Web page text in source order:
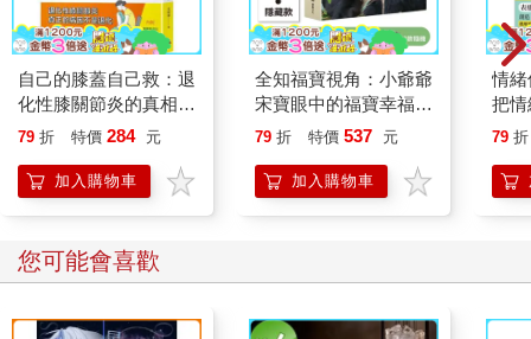
健康狀況亮起了紅燈。這個個案當前最需要的處置方式，就是回
到自然的平衡狀態，遵循中庸之道。
盡情享樂、活在當下的2、30 歲年輕成人，和上述逼迫自己養成
所謂健康的生活習慣的60 多歲男子，他們都有一個看不見的共通
點，那就是抗拒老化、抗拒上年紀的想法。這種態度在年輕的時
候，總是頑強抵抗健康的生活、拒絕抗老化的生活模式，「別去
想未來，享受當下個人的幸福」，是他們表現出的防衛機制。然
而人生到了某個階段，生理和心理出現異狀時，他們卻會出現完
全相反的防禦機制，像是對健康的執著和過度的醫療消費。
科學家將人們對老化的正反態度進一步數據化，運用於研究上。
在一項針對紐西蘭年輕成人的觀察研究中，對老化保持負面態度
言之，看待老化的態度，對壽命影響極大。《不老思維
自己的膝蓋自己救：退
化性膝關節炎的真相
【暢銷增訂版】
79 折 特價 284 元
加入購物車
全知福寶視角：小爺爺
宋寶眼中的福寶幸福肥
日常（首刷限量贈：拍
79 折 特價 537 元
加入購物車
情
把
誰
79 折
您可能會喜歡